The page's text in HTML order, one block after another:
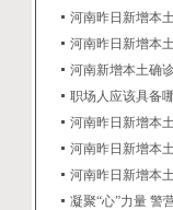
河南昨日新增本
河南昨日新增本
河南新增本土确
职场人应该具备
河南昨日新增本
河南昨日新增本
河南昨日新增本
凝聚“心”力量